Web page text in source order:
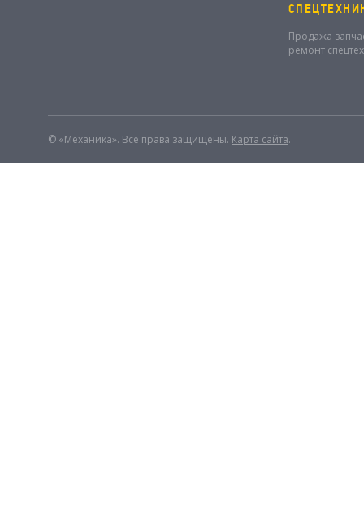
Продажа
ремонт
© «Механика». Все права защищены. Карта сайта.